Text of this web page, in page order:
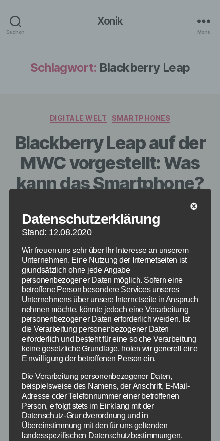
Suchen
Xonik
Menü
Schlagwort: Blackberry Leap
Kategorien
DIGITALE WELT SMARTPHONES
Blackberry Leap auf der
MWC vorgestellt: Was
kann das Smartphone?
Veröffentlichungsdatum
Datenschutzerklärung
Stand: 12.08.2020
Wir freuen uns sehr über Ihr Interesse an unserem
Unternehmen. Eine Nutzung der Internetseiten ist
grundsätzlich ohne jede Angabe
personenbezogener Daten möglich. Sofern eine
betroffene Person besondere Services unseres
Unternehmens über unsere Internetseite in Anspruch
nehmen möchte, könnte jedoch eine Verarbeitung
personenbezogener Daten erforderlich werden. Ist
die Verarbeitung personenbezogener Daten
erforderlich und besteht für eine solche Verarbeitung
keine gesetzliche Grundlage, holen wir generell eine
Einwilligung der betroffenen Person ein.
Die Verarbeitung personenbezogener Daten,
beispielsweise des Namens, der Anschrift, E-Mail-
Adresse oder Telefonnummer einer betroffenen
Person, erfolgt stets im Einklang mit der
Datenschutz-Grundverordnung und in
Übereinstimmung mit den für uns geltenden
landesspezifischen Datenschutzbestimmungen.